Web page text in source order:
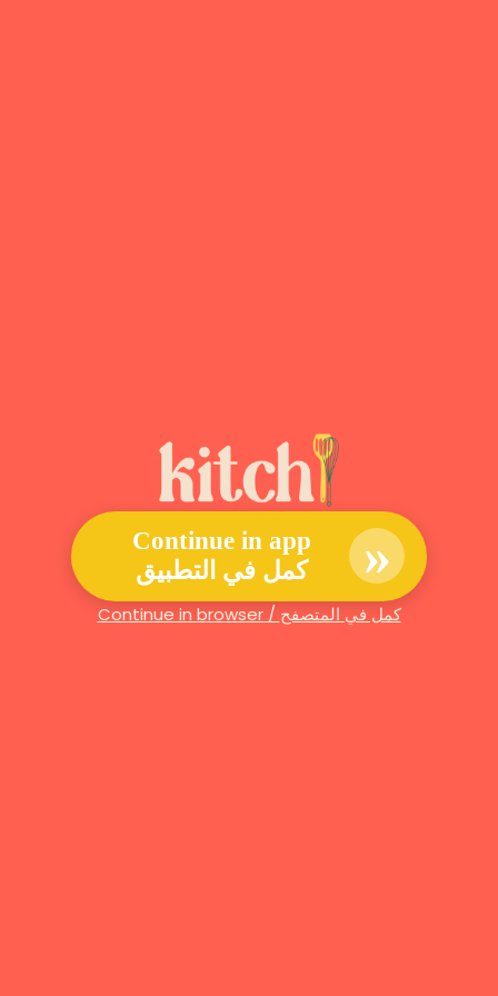
Continue in app
كمل في التطبيق
»
Continue in browser / كمل في المتصفح